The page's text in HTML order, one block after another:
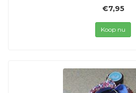
€7,95
Koop nu